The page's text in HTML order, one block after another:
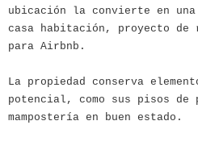
ubicación la convierte en
casa habitación, proyecto de
para Airbnb.
La propiedad conserva
potencial, como sus pisos de
mampostería en buen estado.